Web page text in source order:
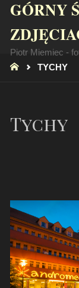
GÓRNY
Piotr Miemiec -
STRONA
TYCHY
Tychy